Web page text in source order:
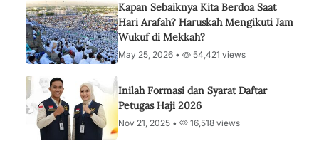
Kapan Sebaiknya Kita Berdoa Saat
Hari Arafah? Haruskah Mengikuti Jam
Wukuf di Mekkah?
May 25, 2026 • 54,421 views
Inilah Formasi dan Syarat Daftar
Petugas Haji 2026
Nov 21, 2025 • 16,518 views